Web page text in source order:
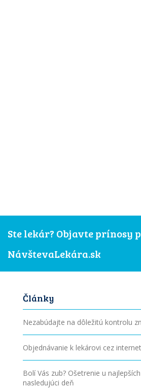
Ste lekár? Objavte prínosy
NávštevaLekára.sk
Články
Nezabúdajte na dôležitú kontrolu
Objednávanie k lekárovi cez internet
Bolí Vás zub? Ošetrenie u
nasledujúci deň